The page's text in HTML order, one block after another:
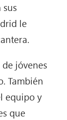
sus
le
jóvenes
También
equipo y
que